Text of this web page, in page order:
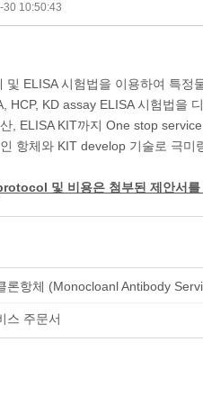
30 10:50:43
및 ELISA 시험법을 이용하여 특
HCP, KD assay ELISA 시험법을
, ELISA KIT까지 One stop
항체와 KIT develop 기술로 극
및 비용은 첨부된 제안서를
론항체 (Monocloanl Antibody
스 주문서